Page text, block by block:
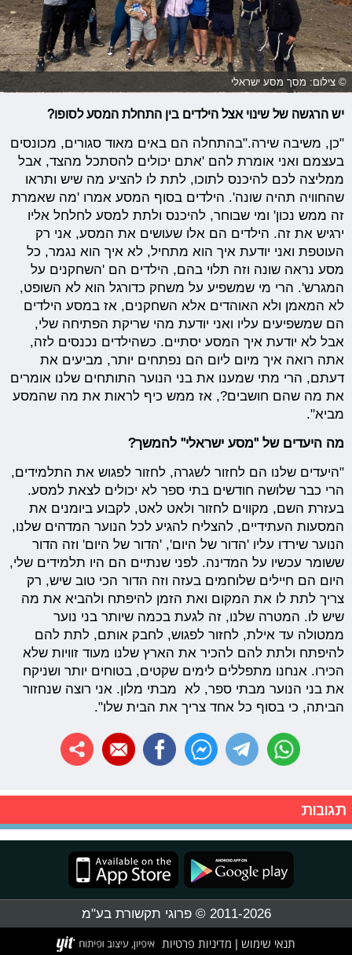
© צילום: מסך מסע ישראלי
יש הרגשה של שינוי אצל הילדים בין התחלת המסע לסופו?
"כן, משיבה שירה."בהתחלה הם באים מאוד סגורים, מכונסים
בעצמם ואני אומרת להם 'אתם יכולים להסתכל מהצד, אבל
ממליצה לכם להיכנס לתוכו, לתת לו להציע מה שיש ותראו
שהחוויה תהיה שונה'. הילדים בסוף המסע אמרו 'מה שאמרת
זה ממש נכון' ומי שבוחר, להיכנס ולתת למסע לחלחל אליו
ירגיש את זה. הילדים הם אלו שעושים את המסע, אני רק
העוטפת ואני יודעת איך הוא מתחיל, לא איך הוא נגמר, כל
מסע נראה שונה וזה תלוי בהם, הילדים הם 'השחקנים על
המגרש'. הרי מי שמשפיע על משחק כדורגל הוא לא השופט,
לא המאמן ולא האוהדים אלא השחקנים, אז במסע הילדים
הם שמשפיעים עליו ואני יודעת מהי שריקת הפתיחה שלי,
אבל לא יודעת איך המסע יסתיים. כשהילדים נכנסים לזה,
אתה רואה איך מיום ליום הם נפתחים יותר, מביעים את
דעתם, הרי מתי שמענו את בני הנוער התותחים שלנו אומרים
את מה שהם חושבים?, אז ממש כיף לראות את מה שהמסע
מביא".
מה היעדים של "מסע ישראלי" להמשך?
"היעדים שלנו הם לחזור לשגרה, לחזור לפגוש את התלמידים,
הרי כבר שלושה חודשים בתי ספר לא יכולים לצאת למסע.
בעזרת השם, מקווים לחזור ולאט לאט, לקבוע ביומנים את
המסעות העתידיים, להצליח להגיע לכל הנוער המדהים שלנו,
הנוער שירדו עליו 'הדור של היום', 'הדור של היום' וזה הדור
ששומר עכשיו על המדינה. לפני שנתיים הם היו תלמידים שלי,
היום הם חיילים שלוחמים בעזה וזה הדור הכי טוב שיש, רק
צריך לתת לו את המקום ואת הזמן להיפתח ולהביא את מה
שיש לו. המטרה שלנו, זה לגעת בכמה שיותר בני נוער
ממטולה עד אילת, לחזור לפגוש, לחבק אותם, לתת להם
להיפתח ולתת להם להכיר את הארץ שלנו מעוד זוויות שלא
הכירו. אנחנו מתפללים לימים שקטים, בטוחים יותר ושניקח
את בני הנוער מבתי ספר, לא מבתי מלון. אני רוצה שנחזור
הביתה, כי בסוף כל אחד צריך את הבית שלו".
תגובות
2011-2026 © פרוגי תקשורת בע"מ
תנאי שימוש מדיניות פרטיות